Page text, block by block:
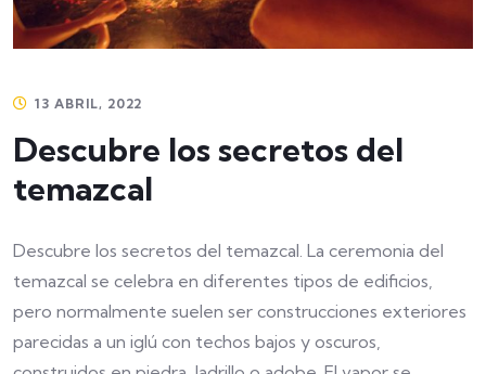
13 ABRIL, 2022
Descubre los secretos del
temazcal
Descubre los secretos del temazcal. La ceremonia del
temazcal se celebra en diferentes tipos de edificios,
pero normalmente suelen ser construcciones exteriores
parecidas a un iglú con techos bajos y oscuros,